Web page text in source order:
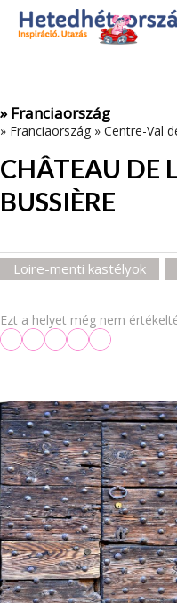
Az oldal sütiket (cookies)
Adatvédelmi tájékoztató
» Franciaország
» Franciaország » Centre-Val
CHÂTEAU DE
BUSSIÈRE
Loire-menti kastélyok
Ezt a helyet még nem